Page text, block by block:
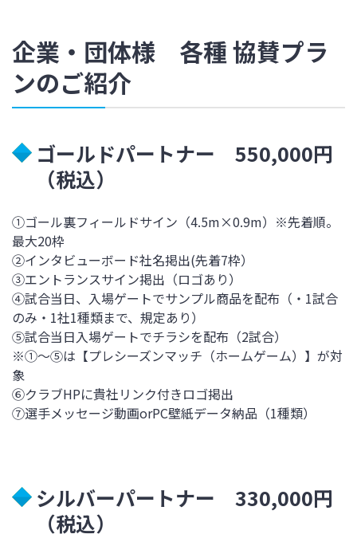
企業・団体様 各種 協賛プラ
ンのご紹介
ゴールドパートナー 550,000円
（税込）
①ゴール裏フィールドサイン（4.5m×0.9m）※先着順。
最大20枠
②インタビューボード社名掲出(先着7枠）
③エントランスサイン掲出（ロゴあり）
④試合当日、入場ゲートでサンプル商品を配布（・1試合
のみ・1社1種類まで、規定あり）
⑤試合当日入場ゲートでチラシを配布（2試合）
※①～⑤は【プレシーズンマッチ（ホームゲーム）】が対
象
⑥クラブHPに貴社リンク付きロゴ掲出
⑦選手メッセージ動画orPC壁紙データ納品（1種類）
シルバーパートナー 330,000円
（税込）